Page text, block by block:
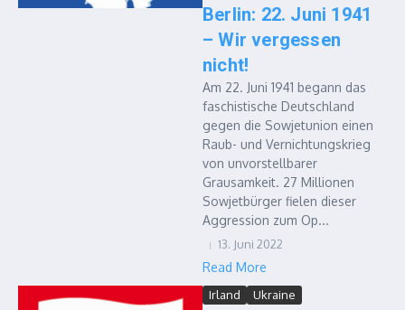
Berlin: 22. Juni 1941
– Wir vergessen
nicht!
Am 22. Juni 1941 begann das
faschistische Deutschland
gegen die Sowjetunion einen
Raub- und Vernichtungskrieg
von unvorstellbarer
Grausamkeit. 27 Millionen
Sowjetbürger fielen dieser
Aggression zum Op...
13. Juni 2022
Read More
Irland Ukraine